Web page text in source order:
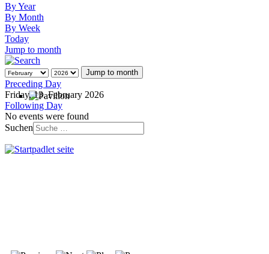
By Year
By Month
By Week
Today
Jump to month
Jump to month
Preceding Day
Friday, 13. February 2026
Following Day
No events were found
Suchen